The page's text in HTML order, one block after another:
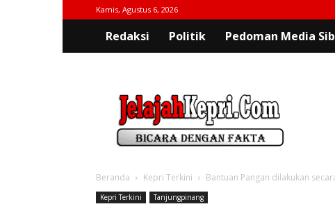
Kamis, Agustus 6, 2026
Redaksi Politik Pedoman Media
Beranda Kepri Terkini Bantuan Pangan dilakukan
Kepri Terkini Tanjungpinang